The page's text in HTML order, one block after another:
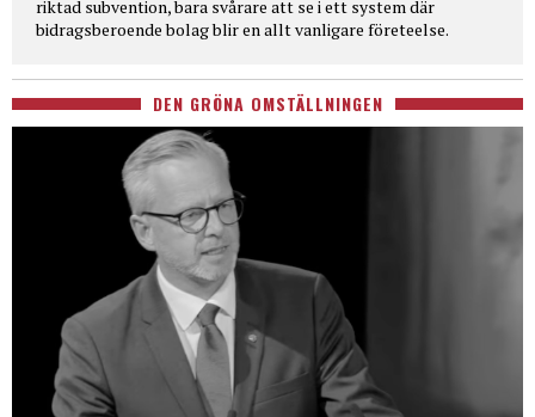
riktad subvention, bara svårare att se i ett system där
bidragsberoende bolag blir en allt vanligare företeelse.
DEN GRÖNA OMSTÄLLNINGEN